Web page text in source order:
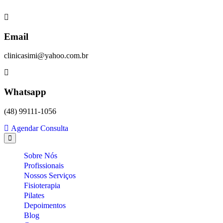
to
Email
clinicasimi@yahoo.com.br
Whatsapp
(48) 99111-1056
Agendar Consulta
Sobre Nós
Profissionais
Nossos Serviços
Fisioterapia
Pilates
Depoimentos
Blog